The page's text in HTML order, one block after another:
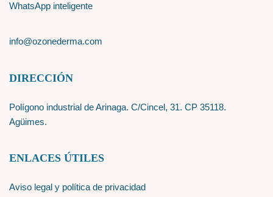
WhatsApp inteligente
info@ozonederma.com
DIRECCIÓN
Polígono industrial de Arinaga. C/Cincel, 31. CP 35118.
Agüimes.
ENLACES ÚTILES
Aviso legal y política de privacidad